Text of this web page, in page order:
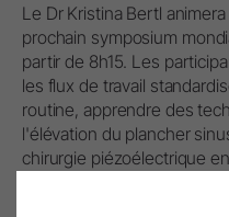
Le Dr Kristina Bertl
prochain symposium
partir de 8h15. Les
les flux de travail
routine, apprendre des
l'élévation du plancher
chirurgie piézoélectrique